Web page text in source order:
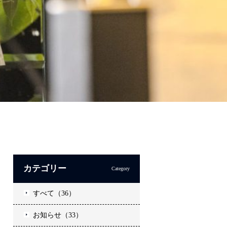
カテゴリー Category
すべて（36）
お知らせ（33）